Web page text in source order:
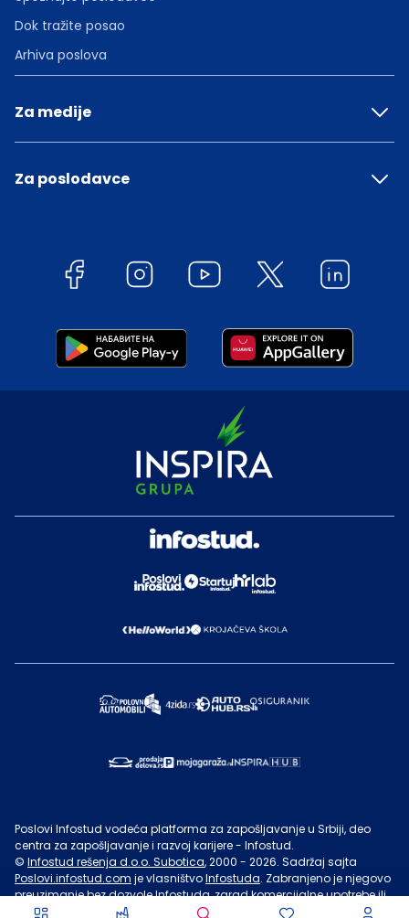
Dok tražite posao
Arhiva poslova
Za medije
Za poslodavce
Poslovi Infostud vodeća platforma za zapošljavanje u Srbiji, deo
centra za zapošljavanje i razvoj karijere - Infostud.
© Infostud rešenja d.o.o. Subotica, 2000 - 2026. Sadržaj sajta
Poslovi.infostud.com je vlasništvoInfostuda. Zabranjeno je njegovo
preuzimanje bez dozvoleInfostuda, zarad komercijalne upotrebe ili
u druge svrhe, osim za lične potrebe posetilaca sajta.